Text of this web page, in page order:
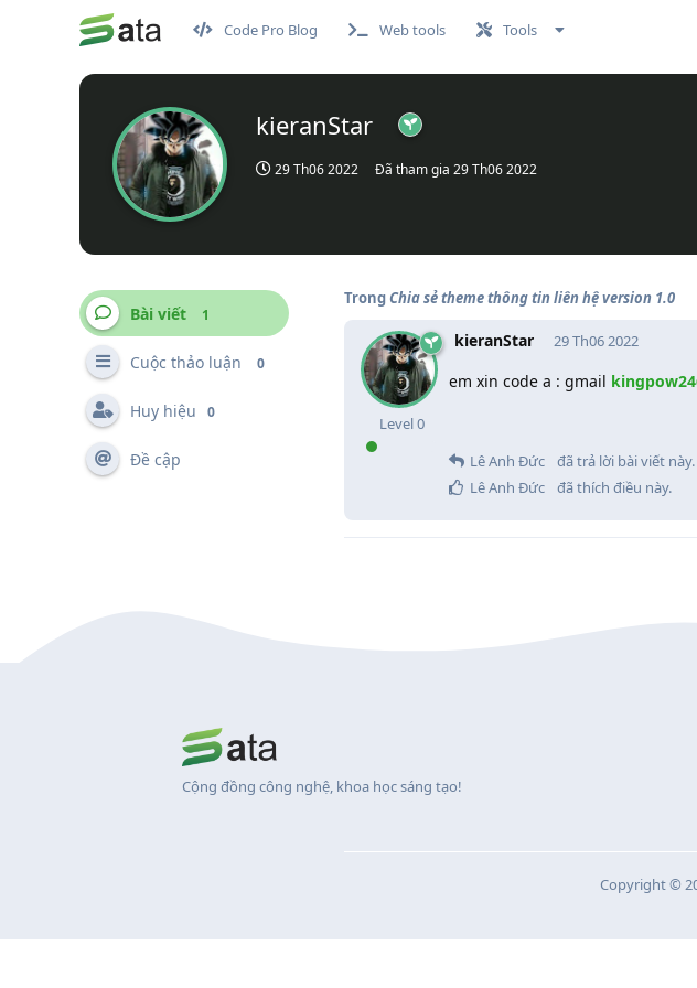
Code Pro Blog Web tools Tools
kieranStar
29 Th06 2022 Đã tham gia 29 Th06 2022
Bài viết 1
Cuộc thảo luận 0
Huy hiệu 0
Đề cập
TrongChia sẻ theme thông tin liên hệ version 1.0
kieranStar
Level0
29 Th06 2022
em xin code a : gmail
Lê Anh Đức
đã trả lời bài viết này.
Lê Anh Đức
đã thích điều này.
Cộng đồng công nghệ, khoa học sáng tạo!
Copyright ©